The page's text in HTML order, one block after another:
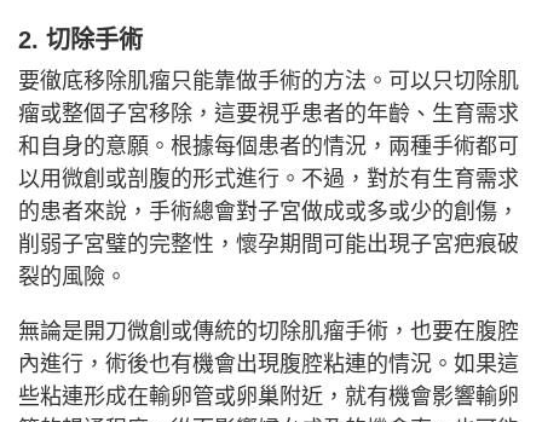
2. 切除手術
要徹底移除肌瘤只能靠做手術的方法。可以只切除肌
瘤或整個子宮移除，這要視乎患者的年齡、生育需求
和自身的意願。根據每個患者的情況，兩種手術都可
以用微創或剖腹的形式進行。不過，對於有生育需求
的患者來說，手術總會對子宮做成或多或少的創傷，
削弱子宮璧的完整性，懷孕期間可能出現子宮疤痕破
裂的風險。
無論是開刀微創或傳統的切除肌瘤手術，也要在腹腔
內進行，術後也有機會出現腹腔粘連的情況。如果這
些粘連形成在輸卵管或卵巢附近，就有機會影響輸卵